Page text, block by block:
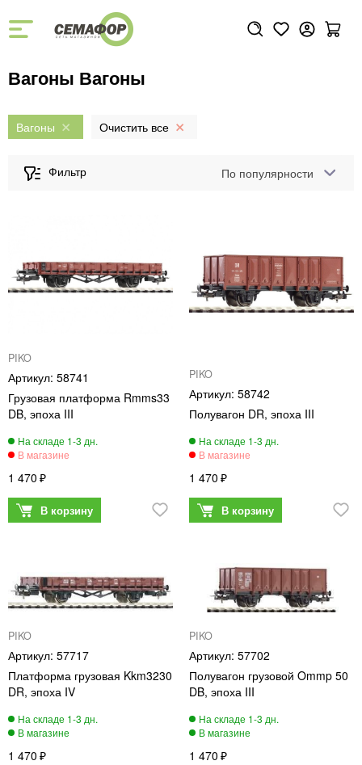
Вагоны Вагоны
Вагоны
По популярности
PIKO
58741
Грузовая платформа Rmms33
DB, эпоха III
1 470
PIKO
58742
Полувагон DR, эпоха III
1 470
PIKO
57717
Платформа грузовая Kkm3230
DR, эпоха IV
1 470
PIKO
57702
Полувагон грузовой Ommp 50
DB, эпоха III
1 470